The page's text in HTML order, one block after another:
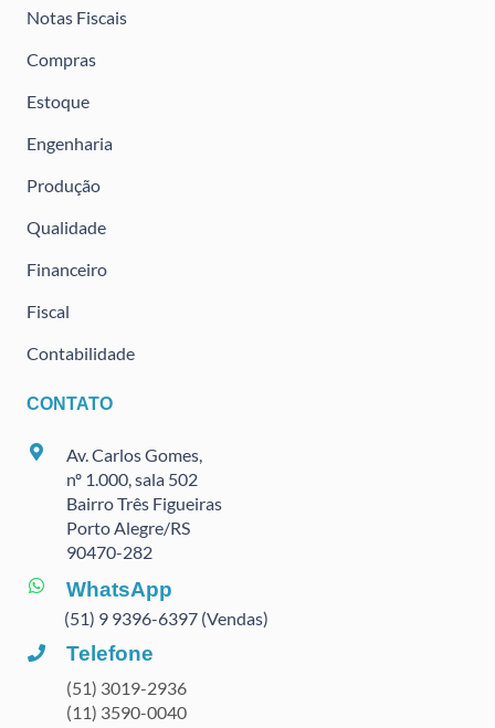
Notas Fiscais
Compras
Estoque
Engenharia
Produção
Qualidade
Financeiro
Fiscal
Contabilidade
CONTATO
Av. Carlos Gomes,
nº 1.000, sala 502
Bairro Três Figueiras
Porto Alegre/RS
90470-282
WhatsApp
(51) 9 9396-6397 (Vendas)
Telefone
(51) 3019-2936
(11) 3590-0040